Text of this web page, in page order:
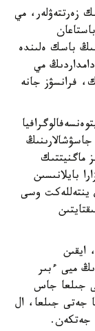
زەرتتەۋلەر، مي
باسك ەلىندە
ادامداردىڭ مي
فرانسۋز جانە
ماگنيتوەنسەفالوگرافيا
ماگنيتتىك
بايلانىسىن
ينتەللەكت وسى
ايقىن
ميى ءبىر
جىلعا جاس
جەتى جىلعا، ال